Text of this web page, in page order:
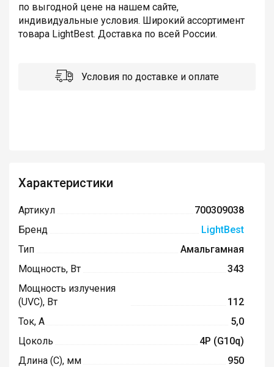
по выгодной цене на нашем сайте,
индивидуальные условия. Широкий ассортимент
товара LightBest. Доставка по всей России.
Условия по доставке и оплате
Характеристики
Артикул
700309038
Бренд
LightBest
Тип
Амальгамная
Мощность, Вт
343
Мощность излучения
(UVC), Вт
112
Ток, А
5,0
Цоколь
4P (G10q)
Длина (C), мм
950